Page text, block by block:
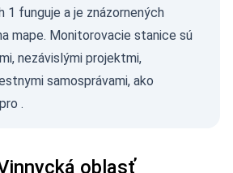
1 funguje a je znázornených
mape. Monitorovacie stanice sú
nezávislými projektmi,
samosprávami, ako
.
oblasť